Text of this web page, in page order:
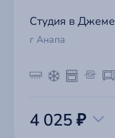
Студия в
г Анапа
4 025 ₽